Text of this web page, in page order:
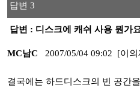
답변 3
답변 : 디스크에 캐쉬 사용 뭔가
MC남C 2007/05/04 09:02 [이
결국에는 하드디스크의 빈 공간